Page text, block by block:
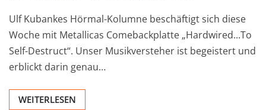
Ulf Kubankes Hörmal-Kolumne beschäftigt sich diese
Woche mit Metallicas Comebackplatte „Hardwired...To
Self-Destruct“. Unser Musikversteher ist begeistert und
erblickt darin genau…
WEITERLESEN